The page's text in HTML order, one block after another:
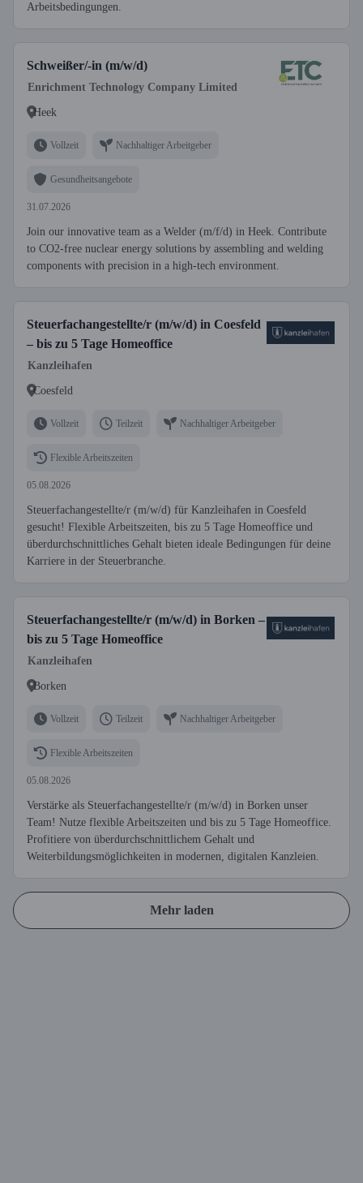
Arbeitsbedingungen.
Schweißer/-in (m/w/d)
Enrichment Technology Company Limited
Heek
Vollzeit Nachhaltiger Arbeitgeber
Gesundheitsangebote
31.07.2026
Join our innovative team as a Welder (m/f/d) in Heek. Contribute
to CO2-free nuclear energy solutions by assembling and welding
components with precision in a high-tech environment.
Steuerfachangestellte/r (m/w/d) in Coesfeld
– bis zu 5 Tage Homeoffice
Kanzleihafen
Coesfeld
Vollzeit Teilzeit Nachhaltiger Arbeitgeber
Flexible Arbeitszeiten
05.08.2026
Steuerfachangestellte/r (m/w/d) für Kanzleihafen in Coesfeld
gesucht! Flexible Arbeitszeiten, bis zu 5 Tage Homeoffice und
überdurchschnittliches Gehalt bieten ideale Bedingungen für deine
Karriere in der Steuerbranche.
Steuerfachangestellte/r (m/w/d) in Borken –
bis zu 5 Tage Homeoffice
Kanzleihafen
Borken
Vollzeit Teilzeit Nachhaltiger Arbeitgeber
Flexible Arbeitszeiten
05.08.2026
Verstärke als Steuerfachangestellte/r (m/w/d) in Borken unser
Team! Nutze flexible Arbeitszeiten und bis zu 5 Tage Homeoffice.
Profitiere von überdurchschnittlichem Gehalt und
Weiterbildungsmöglichkeiten in modernen, digitalen Kanzleien.
Mehr laden